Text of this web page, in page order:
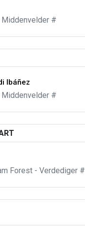
Middenvelder #
Ibáñez
Middenvelder #
Forest - Verdediger #